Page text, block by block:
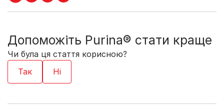
Допоможіть Purina® стати краще
Чи була ця стаття корисною?